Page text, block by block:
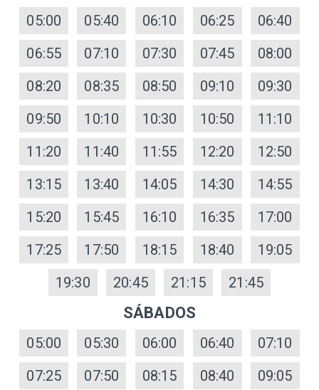
05:00 05:40 06:10 06:25
06:40
06:55
07:10 07:30 07:45
08:00
08:20
08:35 08:50 09:10
09:30
09:50
10:10 10:30 10:50
11:10
11:20
11:40 11:55 12:20
12:50
13:15
13:40 14:05 14:30
14:55
15:20
15:45 16:10 16:35
17:00
17:25
17:50 18:15 18:40
19:05
19:30
20:45 21:15 21:45
SÁBADOS
05:00 05:30 06:00 06:40
07:10
07:25
07:50 08:15 08:40
09:05